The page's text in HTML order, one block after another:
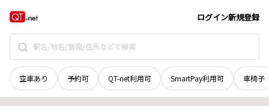
ログイン新規登録
空車あり 予約可 QT-net利用可 SmartPay利用可 車椅子
秋田県